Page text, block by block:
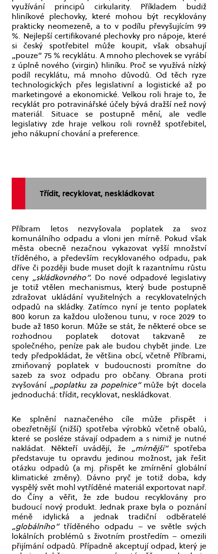
využívání principů cirkularity. Příkladem budiž
hliníkové plechovky, které mohou být recyklovány
prakticky neomezeně, a to v podílu převyšujícím 99
%. Nejlepší certifikované plechovky pro nápoje, které
si český spotřebitel může koupit, však obsahují
„pouze“ 75 % recyklátu. A mnoho plechovek se vyrábí
z úplně nového (virgin) hliníku. Proč se využívá nízký
podíl recyklátu, má mnoho důvodů. Od těch ryze
technologických přes legislativní a logistické až po
marketingové a ekonomické. Velkou roli hraje to, že
recyklát pro potravinářské účely bývá dražší než nový
materiál. Situace se postupně mění, ale vedle
legislativy zde hraje velkou roli rovněž spotřebitel,
jeho nákupní chování a preference.
Třídit, recyklovat, neskládkovat
Příbram letos nezvyšovala poplatek za svoz
komunálního odpadu a vloni jen mírně. Pokud však
města obecně nezačnou vykazovat vyšší množství
tříděného, a především recyklovaného odpadu, pak
dříve či později bude muset dojít k razantnímu růstu
ceny „skládkovného“. Do nové odpadové legislativy
je totiž vtělen mechanismus, který bude postupně
zdražovat ukládání využitelných a recyklovatelných
odpadů na skládky. Zatímco nyní je tento poplatek
800 korun za každou uloženou tunu, v roce 2029 to
bude až 1850 korun. Může se stát, že některé obce se
rozhodnou poplatek dotovat takzvaně ze
společného, peníze pak ale budou chybět jinde. Lze
tedy předpokládat, že většina obcí, včetně Příbrami,
zmiňovaný poplatek v budoucnosti promítne do
sazeb za svoz odpadu pro občany. Obrana proti
zvyšování „poplatku za popelnice“může být docela
jednoduchá: třídit, recyklovat, neskládkovat.
Ke splnění naznačeného cíle může přispět i
obezřetnější (nižší) spotřeba výrobků včetně obalů,
které se posléze stávají odpadem a s nimiž je nutné
nakládat. Někteří uvádějí, že „mírnější“spotřeba
představuje tu opravdu jedinou možnost, jak řešit
otázku odpadů (a mj. přispět ke zmírnění globální
klimatické změny). Dávno pryč je totiž doba, kdy
vyspělý svět mohl vytříděné materiál exportovat např.
do Číny a věřit, že zde budou recyklovány pro
budoucí nový produkt. Jednak praxe byla o poznání
méně idylická a jednak tradiční odběratelé
„globálního“tříděného odpadu – ve světle svých
lokálních problémů s životním prostředím – omezili
přijímání odpadů. Případně akceptují odpad, který je